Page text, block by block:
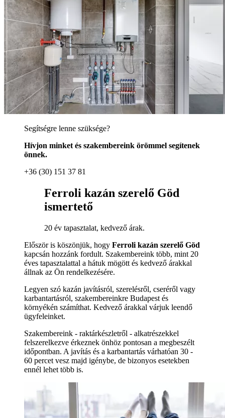
Segítségre lenne szüksége?
Hívjon minket és szakembereink örömmel segítenek
önnek.
+36 (30) 151 37 81
Ferroli kazán szerelő Göd
ismertető
20 év tapasztalat, kedvező árak.
Először is köszönjük, hogy Ferroli kazán szerelő Göd
kapcsán hozzánk fordult. Szakembereink több, mint 20
éves tapasztalattal a hátuk mögött és kedvező árakkal
állnak az Ön rendelkezésére.
Legyen szó kazán javításról, szerelésről, cseréről vagy
karbantartásról, szakembereinkre Budapest és
környékén számíthat. Kedvező árakkal várjuk leendő
ügyfeleinket.
Szakembereink - raktárkészletről - alkatrészekkel
felszerelkezve érkeznek önhöz pontosan a megbeszélt
időpontban. A javítás és a karbantartás várhatóan 30 -
60 percet vesz majd igénybe, de bizonyos esetekben
ennél lehet több is.